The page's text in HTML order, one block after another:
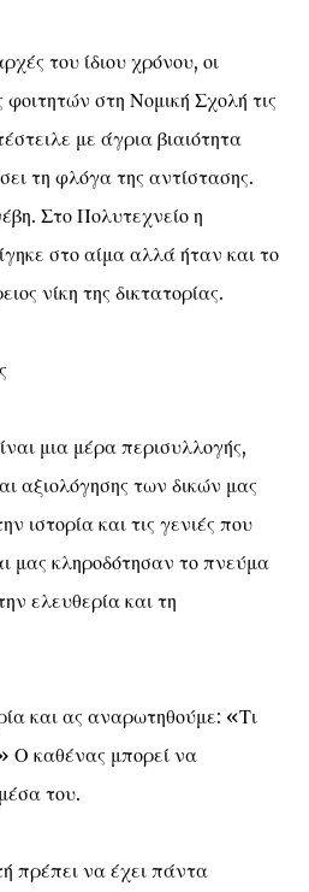
του ίδιου χρόνου, οι
φοιτητών στη Νομική Σχολή τις
με άγρια βιαιότητα
τη φλόγα της αντίστασης.
Στο Πολυτεχνείο η
στο αίμα αλλά ήταν και το
νίκη της δικτατορίας.
μια μέρα περισυλλογής,
αξιολόγησης των δικών μας
ιστορία και τις γενιές που
μας κληροδότησαν το πνεύμα
ελευθερία και τη
και ας αναρωτηθούμε: «Τι
Ο καθένας μπορεί να
του.
πρέπει να έχει πάντα